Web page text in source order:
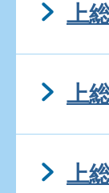
上
上
上